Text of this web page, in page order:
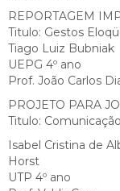
REPORTAGEM
Titulo: Gestos
Tiago Luiz Bubniak
UEPG 4º ano
Prof. João Carlos
PROJETO PARA
Titulo:
Isabel Cristina de
Horst
UTP 4º ano